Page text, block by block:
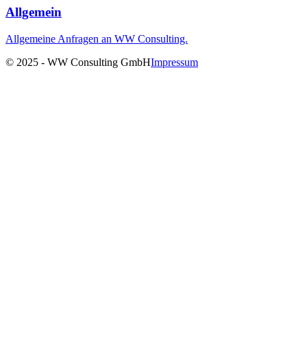
Allgemein
Allgemeine Anfragen an WW Consulting.
© 2025 - WW Consulting GmbHImpressum